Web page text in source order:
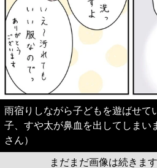
雨宿りしながら子どもを遊ばせて
子、すや太が鼻血を出してしまい
さん）
まだまだ画像は続きま